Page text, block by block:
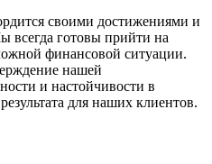
своими достижениями и
всегда готовы прийти на
финансовой ситуации.
нашей
и настойчивости в
для наших клиентов.